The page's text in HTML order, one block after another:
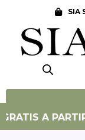
contenido
SIA
A